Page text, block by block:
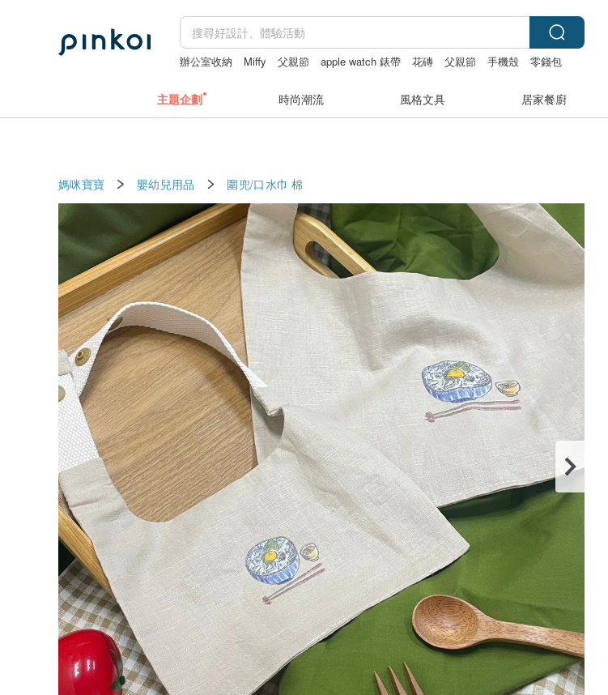
辦公室收納 Miffy 父親節 apple watch 錶帶 花磚 父親節 手機殼 零錢包
主題企劃 時尚潮流 風格文具 居家餐廚
媽咪寶寶 嬰幼兒用品 圍兜/口水巾 棉